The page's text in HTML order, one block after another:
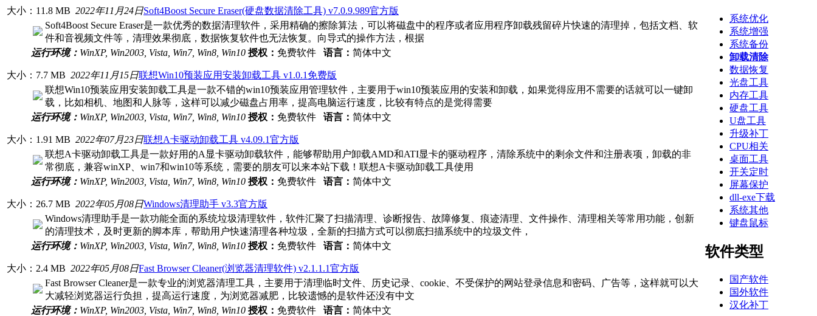
大小：11.8 MB 2022年11月24日Soft4Boost Secure Eraser(硬盘数据清除工具) v7.0.9.989官方版
Soft4Boost Secure Eraser是一款优秀的数据清理软件，采用精确的擦除算法，可以将磁盘中的程序或者应用程序卸载残留碎片快速的清理掉，包括文档、软
件和音视频文件等，清理效果彻底，数据恢复软件也无法恢复。向导式的操作方法，根据
运行环境： WinXP, Win2003, Vista, Win7, Win8, Win10 授权： 免费软件 语言： 简体中文
大小：7.7 MB 2022年11月15日联想Win10预装应用安装卸载工具 v1.0.1免费版
联想Win10预装应用安装卸载工具是一款不错的win10预装应用管理软件，主要用于win10预装应用的安装和卸载，如果觉得应用不需要的话就可以一键卸
载，比如相机、地图和人脉等，这样可以减少磁盘占用率，提高电脑运行速度，比较有特点的是觉得需要
运行环境： WinXP, Win2003, Vista, Win7, Win8, Win10 授权： 免费软件 语言： 简体中文
大小：1.91 MB 2022年07月23日联想A卡驱动卸载工具 v4.09.1官方版
联想A卡驱动卸载工具是一款好用的A显卡驱动卸载软件，能够帮助用户卸载AMD和ATI显卡的驱动程序，清除系统中的剩余文件和注册表项，卸载的非
常彻底，兼容winXP、win7和win10等系统，需要的朋友可以来本站下载！联想A卡驱动卸载工具使用
运行环境： WinXP, Win2003, Vista, Win7, Win8, Win10 授权： 免费软件 语言： 简体中文
大小：26.7 MB 2022年05月08日Windows清理助手 v3.3官方版
Windows清理助手是一款功能全面的系统垃圾清理软件，软件汇聚了扫描清理、诊断报告、故障修复、痕迹清理、文件操作、清理相关等常用功能，创新
的清理技术，及时更新的脚本库，帮助用户快速清理各种垃圾，全新的扫描方式可以彻底扫描系统中的垃圾文件，
运行环境： WinXP, Win2003, Vista, Win7, Win8, Win10 授权： 免费软件 语言： 简体中文
大小：2.4 MB 2022年05月08日Fast Browser Cleaner(浏览器清理软件) v2.1.1.1官方版
Fast Browser Cleaner是一款专业的浏览器清理工具，主要用于清理临时文件、历史记录、cookie、不受保护的网站登录信息和密码、广告等，这样就可以大
大减轻浏览器运行负担，提高运行速度，为浏览器减肥，比较遗憾的是软件还没有中文
运行环境： WinXP, Win2003, Vista, Win7, Win8, Win10 授权： 免费软件 语言： 简体中文
系统优化
系统增强
系统备份
卸载清除
数据恢复
光盘工具
内存工具
硬盘工具
U盘工具
升级补丁
CPU相关
桌面工具
开关定时
屏幕保护
dll-exe下载
系统其他
键盘鼠标
软件类型
国产软件
国外软件
汉化补丁